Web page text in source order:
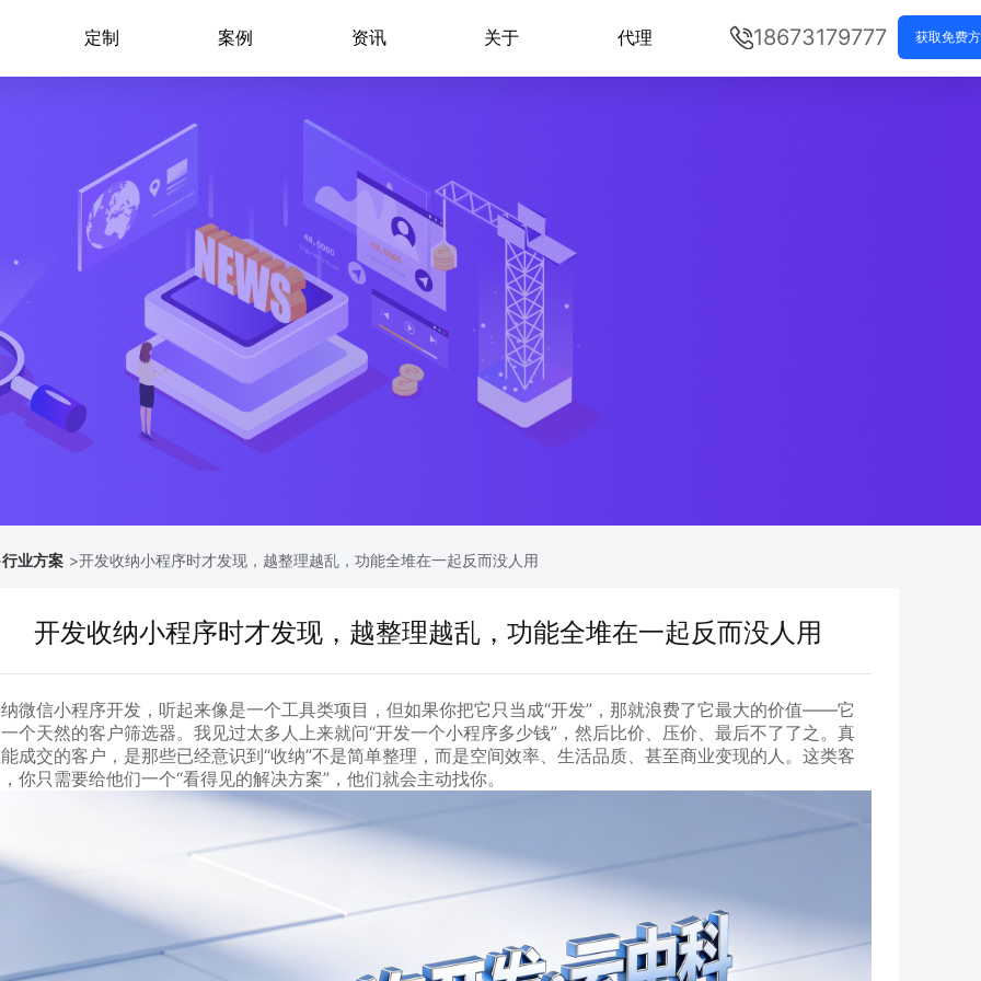
定制 案例 资讯 关于 代理 18673179777 获取免费
行业方案 >开发收纳小程序时才发现，越整理越乱，功能全堆在一起反而没人用
开发收纳小程序时才发现，越整理越乱，功能全堆在一起反而没人用
微信小程序开发，听起来像是一个工具类项目，但如果你把它只当成“开发”，那就浪费了它最大的价值——它
个天然的客户筛选器。我见过太多人上来就问“开发一个小程序多少钱”，然后比价、压价、最后不了了之。真
成交的客户，是那些已经意识到“收纳”不是简单整理，而是空间效率、生活品质、甚至商业变现的人。这类客
你只需要给他们一个“看得见的解决方案”，他们就会主动找你。